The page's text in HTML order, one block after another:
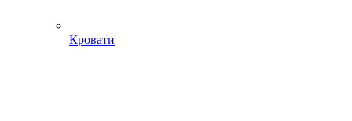
Кровати